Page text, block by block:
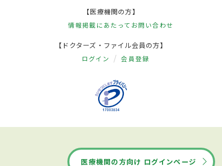
【医療機関の方】
情報掲載にあたって お問い合わせ
【ドクターズ・ファイル会員の方】
ログイン 会員登録
医療機関の方向け ログインページ